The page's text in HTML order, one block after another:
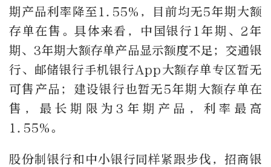
期产品利率降至1.55%，目前均无5年期大额
存单在售。具体来看，中国银行1年期、2年
期、3年期大额存单产品显示额度不足；交通银
行、邮储银行手机银行App大额存单专区暂无
可售产品；建设银行也暂无5年期大额存单在
售，最长期限为3年期产品，利率最高
1.55%。
股份制银行和中小银行同样紧跟步伐，招商银